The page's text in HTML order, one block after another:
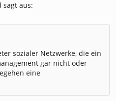
sagt aus:
sozialer Netzwerke, die ein
gar nicht oder
eine